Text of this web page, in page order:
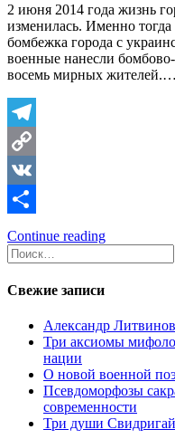
2 июня 2014 года жизнь
изменилась. Именно
бомбежка города с
военные нанесли
восемь мирных жителей.…
Telegram
Copy
Link
VK
Отправить
Continue reading
Найти:
Свежие записи
Александр
Три аксиомы
нации
О новой военной
Псевдоморфозы
современности
Три души